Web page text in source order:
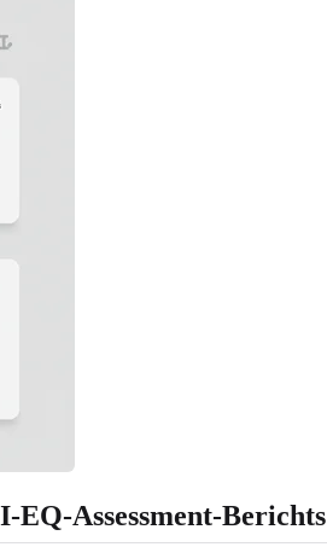
Assessment-Berichts